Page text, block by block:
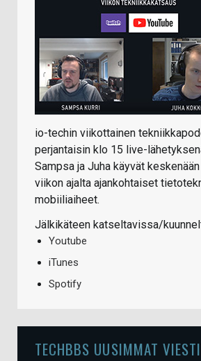
io-techin viikottainen
perjantaisin klo 15 live-
Sampsa ja Juha käyvät
viikon ajalta ajankohtaiset
mobiiliaiheet.
Jälkikäteen katseltavissa/
Youtube
iTunes
Spotify
TECHBBS UUSIMMAT